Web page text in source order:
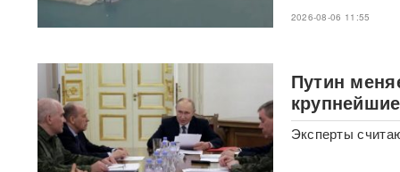
«Горит дело всей моей
Броварах после атаки на
WildberriesВИДЕО
Над Тульской областью
сбили более 100 БПЛА: горит
склад Wildberries в Алексине
2026-08-06 11:55
Путин
Эксперты